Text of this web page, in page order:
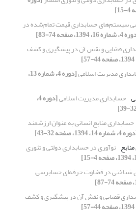
سیستم‌های حسابداری قیمت تمام‌شده در
16، 1394، صفحه 74-83]
قضایی و نقش آن در پیشگیری و کشف
مدیریت اسلامی [دوره 4، شماره 13،
حسابداری مدیریت اسلامی [دوره 4،
حسابداری منابع انسانی به عنوان ارزشمند
14، 1394، صفحه 32-43]
نوآوری در حسابداری دولتی و تئوری
شناختی در قضاوت حرفه‌ای حسابرسی
قضایی و نقش آن در پیشگیری و کشف